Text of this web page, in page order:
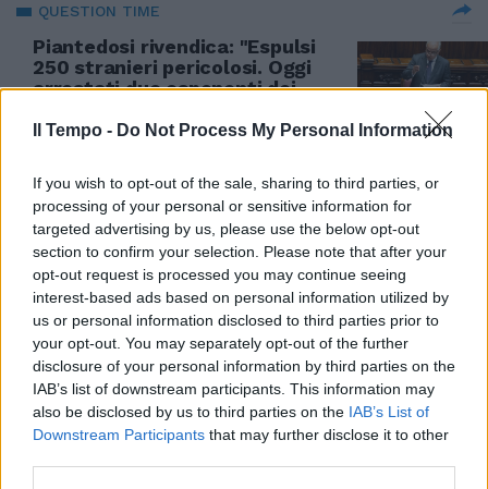
Il Tempo - Do Not Process My Personal Information
If you wish to opt-out of the sale, sharing to third parties, or
processing of your personal or sensitive information for
targeted advertising by us, please use the below opt-out
section to confirm your selection. Please note that after your
opt-out request is processed you may continue seeing
interest-based ads based on personal information utilized by
us or personal information disclosed to third parties prior to
your opt-out. You may separately opt-out of the further
disclosure of your personal information by third parties on the
IAB’s list of downstream participants. This information may
also be disclosed by us to third parties on the IAB’s List of
Downstream Participants that may further disclose it to other
QUESTION TIME
Piantedosi rivendica: "Espulsi
250 stranieri pericolosi. Oggi
arrestati due esponenti dei
10/06/2026
LEGAMI CON HAMAS
La Fratellanza Musulmana e la
marcia dell'Islam sulle
istituzioni italiane
10/06/2026
L'EDITORIALE
Perché è importante l'inchiesta
de Il Tempo su Italia-Hamas-
Conte risponda anziché